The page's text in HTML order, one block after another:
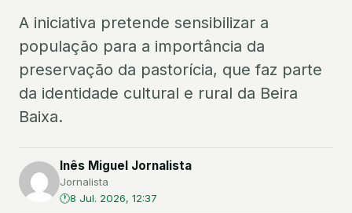
A iniciativa pretende sensibilizar a
população para a importância da
preservação da pastorícia, que faz parte
da identidade cultural e rural da Beira
Baixa.
Inês Miguel Jornalista
Jornalista
8 Jul. 2026, 12:37